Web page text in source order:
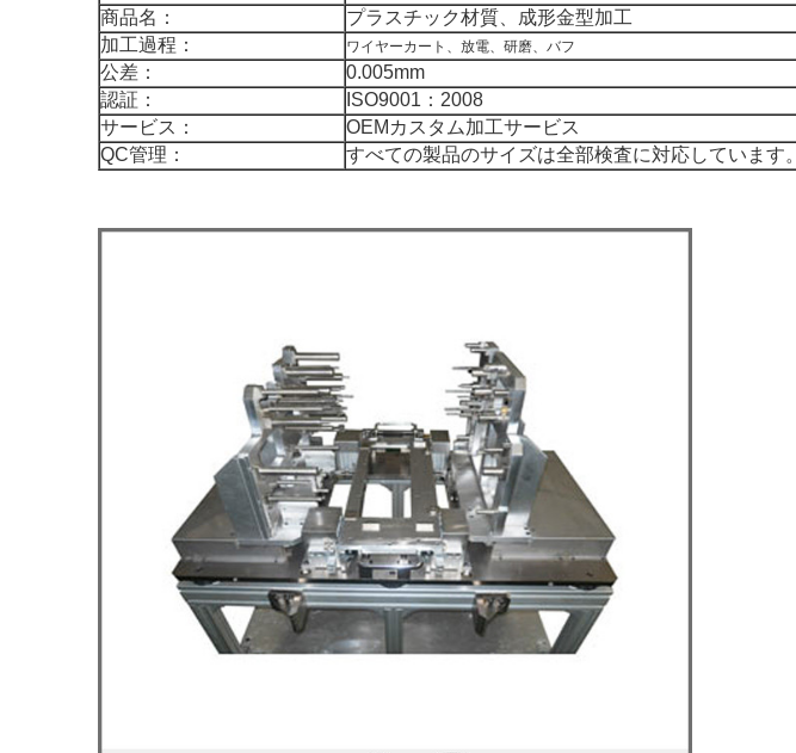
商品名：
プラスチック材質、成形金型加工
加工過程：
ワイヤーカート、放電、研磨、バフ
公差：
0.005mm
認証：
ISO9001：2008
サービス：
OEMカスタム加工サービス
QC管理：
すべての製品のサイズは全部検査に対応しています。